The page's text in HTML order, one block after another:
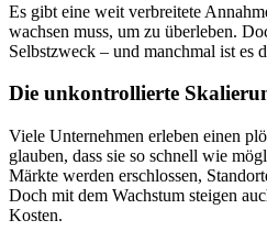
Es gibt eine weit verbreitete
wachsen muss, um zu überleben.
Selbstzweck – und manchmal ist es
Die unkontrollierte
Viele Unternehmen erleben einen
glauben, dass sie so schnell wie
Märkte werden erschlossen,
Doch mit dem Wachstum steigen
Kosten.